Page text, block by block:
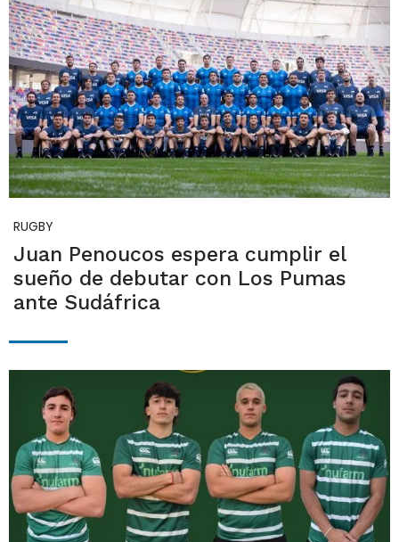
RUGBY
Juan Penoucos espera cumplir el
sueño de debutar con Los Pumas
ante Sudáfrica